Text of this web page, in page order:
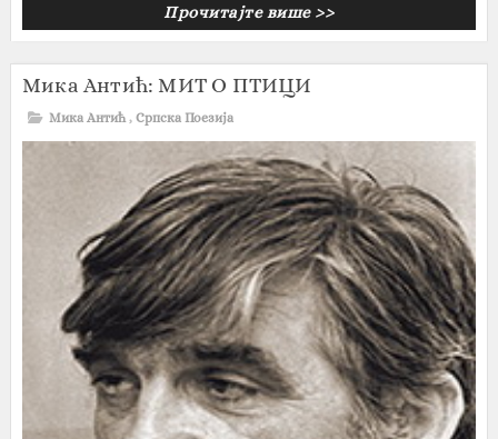
Прочитајте више >>
Мика Антић: МИТ О ПТИЦИ
Мика Антић , Српска Поезија